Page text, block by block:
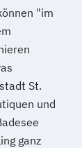
"im
St.
und
ganz